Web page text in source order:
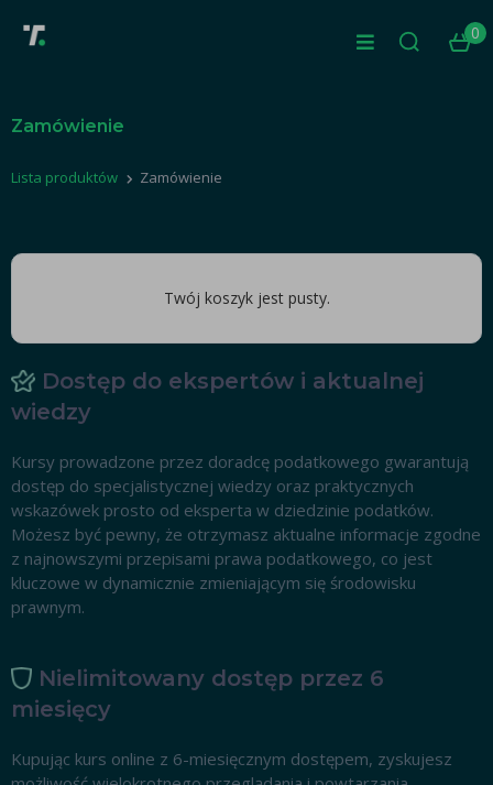
0
Zamówienie
Lista produktów Zamówienie
Twój koszyk jest pusty.
Dostęp do ekspertów i aktualnej
wiedzy
Kursy prowadzone przez doradcę podatkowego gwarantują
dostęp do specjalistycznej wiedzy oraz praktycznych
wskazówek prosto od eksperta w dziedzinie podatków.
Możesz być pewny, że otrzymasz aktualne informacje zgodne
z najnowszymi przepisami prawa podatkowego, co jest
kluczowe w dynamicznie zmieniającym się środowisku
prawnym.
Nielimitowany dostęp przez 6
miesięcy
Kupując kurs online z 6-miesięcznym dostępem, zyskujesz